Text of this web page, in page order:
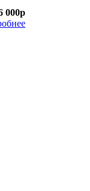
000р